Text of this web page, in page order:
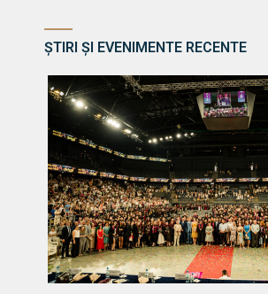
ȘTIRI ȘI EVENIMENTE RECENTE